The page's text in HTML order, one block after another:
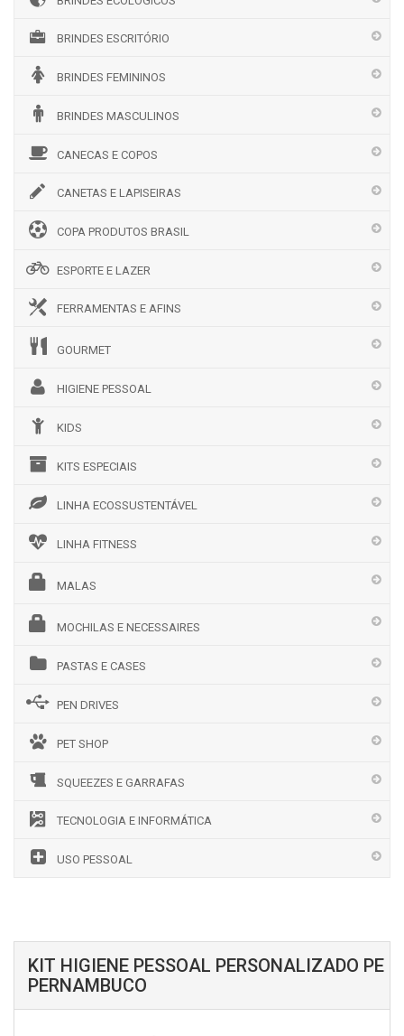
BRINDES ESCRITÓRIO
BRINDES FEMININOS
BRINDES MASCULINOS
CANECAS E COPOS
CANETAS E LAPISEIRAS
COPA PRODUTOS BRASIL
ESPORTE E LAZER
FERRAMENTAS E AFINS
GOURMET
HIGIENE PESSOAL
KIDS
KITS ESPECIAIS
LINHA ECOSSUSTENTÁVEL
LINHA FITNESS
MALAS
MOCHILAS E NECESSAIRES
PASTAS E CASES
PEN DRIVES
PET SHOP
SQUEEZES E GARRAFAS
TECNOLOGIA E INFORMÁTICA
USO PESSOAL
KIT HIGIENE PESSOAL PERSONALIZADO PE
PERNAMBUCO